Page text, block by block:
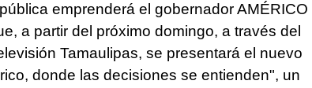
emprenderá el gobernador AMÉRICO
a partir del próximo domingo, a través del
Tamaulipas, se presentará el nuevo
donde las decisiones se entienden", un